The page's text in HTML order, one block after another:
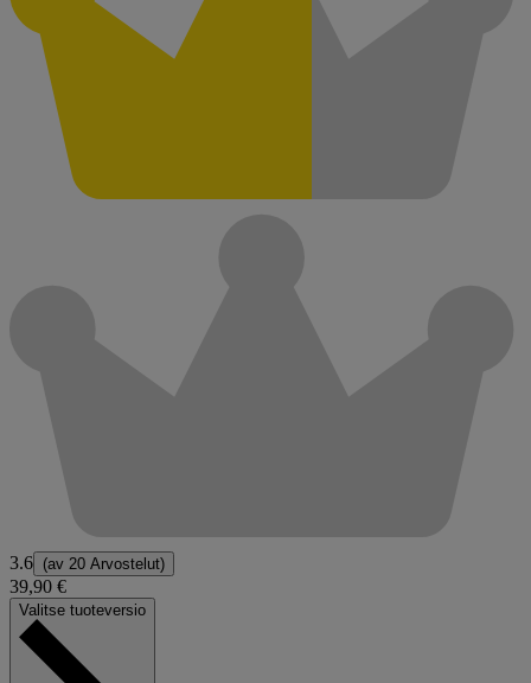
3.6 (av 20 Arvostelut)
39,90 €
Valitse tuoteversio